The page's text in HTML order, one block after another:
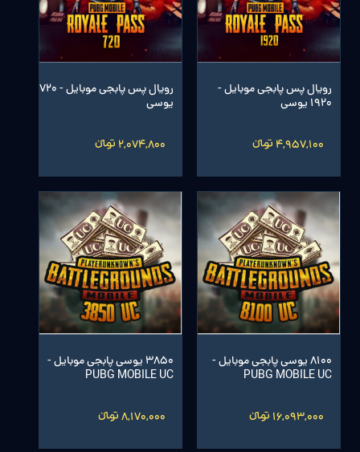
رویال پس پابجی موبایل -
1920 یوسی
4,957,100 تومانءءء
رویال پس پابجی موبایل - 720
یوسی
2,074,800 تومانءءء
8100 یوسی پابجی موبایل -
PUBG MOBILE UC
16,093,000 تومانءءء
3850 یوسی پابجی موبایل -
PUBG MOBILE UC
8,170,000 تومانءءء